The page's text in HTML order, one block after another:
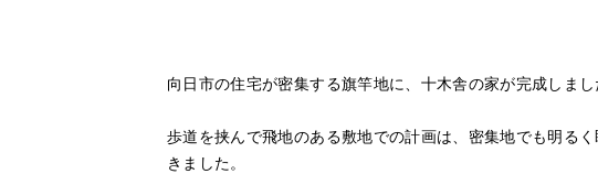
向日市の住宅が密集する旗竿地に、十木舎の家が完成しまし
歩道を挟んで飛地のある敷地での計画は、密集地でも明る
きました。